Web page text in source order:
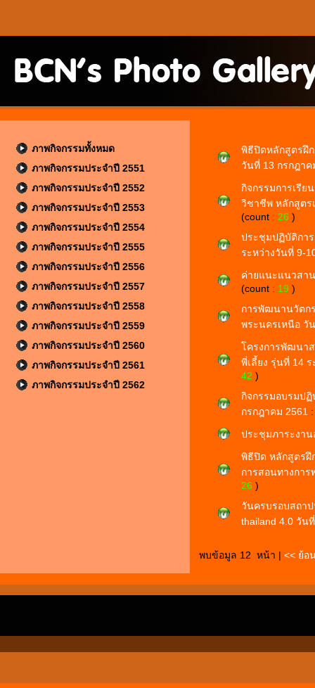
ภาพกิจกรรมทั้งหมด
ภาพกิจกรรมประจำปี 2551
ภาพกิจกรรมประจำปี 2552
ภาพกิจกรรมประจำปี 2553
ภาพกิจกรรมประจำปี 2554
ภาพกิจกรรมประจำปี 2555
ภาพกิจกรรมประจำปี 2556
ภาพกิจกรรมประจำปี 2557
ภาพกิจกรรมประจำปี 2558
ภาพกิจกรรมประจำปี 2559
ภาพกิจกรรมประจำปี 2560
ภาพกิจกรรมประจำปี 2561
ภาพกิจกรรมประจำปี 2562
พิธีปิดหลักสูตรฝึ
วันที่ 13 กรกฎา
กิจกรรมการเรีย
วิชาชีพ หลักสูตร
(count : 26 )
ประชุมปฏิบัติกา
ระหว่างวันที่ 9-
ค่ายแนะแนวสา
(count : 19 )
การพัฒนานวัตก
พระนครเหนือ วั
โครงการพัฒนา
พี่เลี้ยง รุ่นที่ 14
42 )
กิจกรรมอบรมป
กรกฎาคม 2561
ประชุมภาระงา
พิธีปิด หลักสูตรฝึ
การสอนทางกา
26 )
วันครบรอบสถา
thailand 4.0 วัน
พบข้อมูล 12 หน้า | << ย้อ